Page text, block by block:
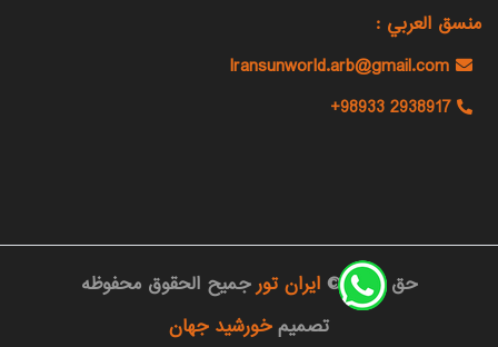
منسق العربي :
Iransunworld.arb@gmail.com
+98933 2938917
حق النشر © ایران تورجمیح الحقوق محفوظه
تصمیمخورشید جهان